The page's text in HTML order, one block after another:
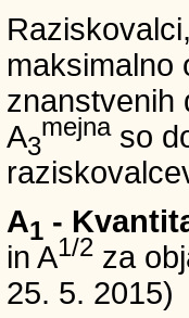
maksimalno
znanstvenih
A3
mejnaso
A1 -
in A1/2 za
25. 5. 2015)